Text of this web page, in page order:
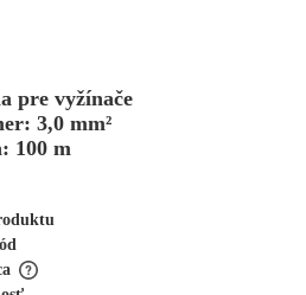
pre vyžínače
3,0 mm²
100 m